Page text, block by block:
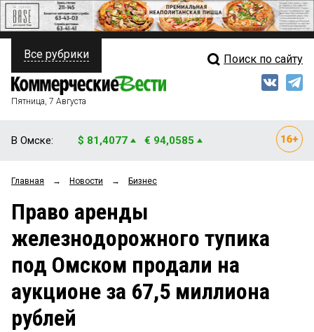
ПОЛИТИКА
ФИНАНСЫ
ОБЩЕСТВО
ЗАКОН
НОВОСТИ КОМПАНИЙ
СТИЛЬ ЖИЗНИ
Свежий выпуск
Блоги
Архив
Все рубрики Поиск по сайту
Пятница, 7 Августа
В Омске: $ 81,4077 € 94,0585
Главная → Новости → Бизнес
Право аренды
железнодорожного тупика
под Омском продали на
аукционе за 67,5 миллиона
рублей